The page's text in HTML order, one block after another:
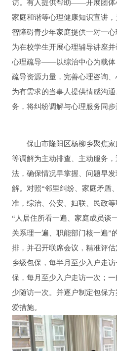
访。有人提供帮助——开展团体
家庭和谐等心理健康知识宣讲
智障碍青少年家庭提供一对一
为在校学生开展心理辅导讲座
心理疏导——以综治中心为载体
疏导资源力量，完善心理咨询
为有需求的当事人提供情感沟
务，将纠纷调解与心理服务
保山市隆阳区杨柳乡聚焦家
等调解为主动排查、主动服务
法，确保情况早掌握、问题早
解。对照“邻里纠纷、家庭矛盾
准，综治、公安、妇联、民政
“人居住所看一遍、家庭成员谈
关系理一遍、职能部门核一遍”
排，并召开联席会议，精准评
乡级包保，每半月至少入户走
保，每月至少入户走访一次；
少随访一次。并逐户制定包保
爱措施。